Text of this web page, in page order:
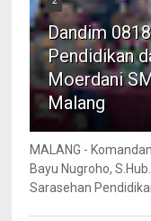
Dandim
Pendidikan
Moerdani
Malang
MALANG -
Bayu Nugroho,
Sarasehan